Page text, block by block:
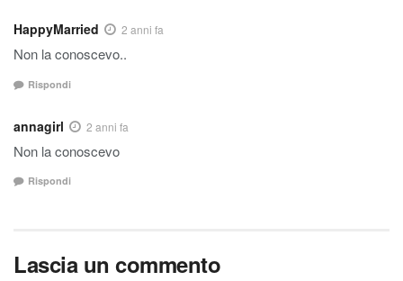
HappyMarried 2 anni fa
Non la conoscevo..
Rispondi
annagirl 2 anni fa
Non la conoscevo
Rispondi
Lascia un commento